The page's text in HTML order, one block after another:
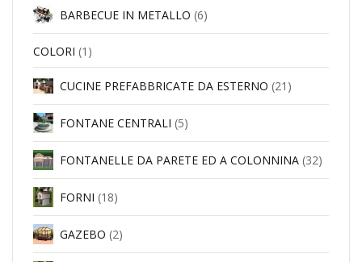
BARBECUE IN METALLO (6)
COLORI (1)
CUCINE PREFABBRICATE DA ESTERNO (21)
FONTANE CENTRALI (5)
FONTANELLE DA PARETE ED A COLONNINA (32)
FORNI (18)
GAZEBO (2)